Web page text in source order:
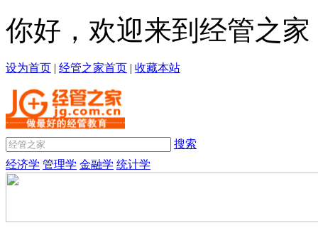
你好，欢迎来到经管之家
设为首页 | 经管之家首页 | 收藏本站
搜索
经济学 管理学 金融学 统计学